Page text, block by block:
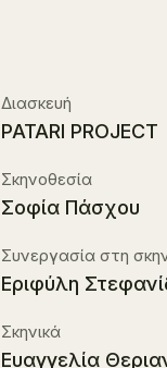
Διασκευή
PATARI PROJECT
Σκηνοθεσία
Σοφία Πάσχου
Συνεργασία στη
Εριφύλη
Σκηνικά
Ευαγγελία